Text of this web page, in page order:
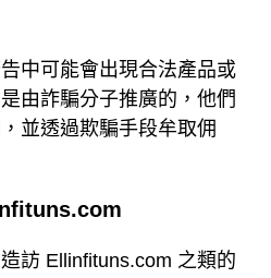
中可能會出現合法產品或
由詐騙分子推廣的，他們
並透過欺騙手段牟取佣
訪 Ellinfituns.com 之類的